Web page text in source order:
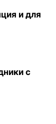
и для
с